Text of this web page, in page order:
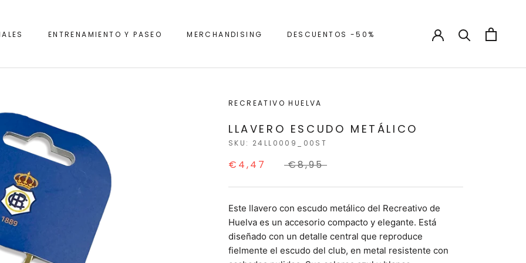
ENTRENAMIENTO Y PASEO MERCHANDISING DESCUENTOS -50%
RECREATIVO HUELVA
LLAVERO ESCUDO METÁLICO
SKU: 24LL0009_00ST
€4,47 €8,95
Este llavero con escudo metálico del Recreativo de
Huelva es un accesorio compacto y elegante. Está
diseñado con un detalle central que reproduce
fielmente el escudo del club, en metal resistente con